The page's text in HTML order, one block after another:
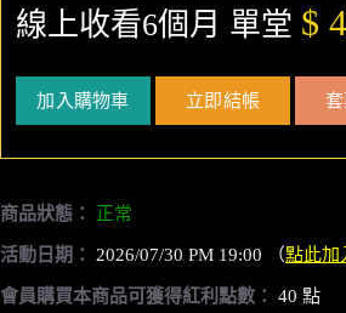
線上收看6個月 單堂 $
加入購物車 立即結帳
商品狀態： 正常
活動日期： 2026/07/30 PM 19:00 （點此加
會員購買本商品可獲得紅利點數： 40 點